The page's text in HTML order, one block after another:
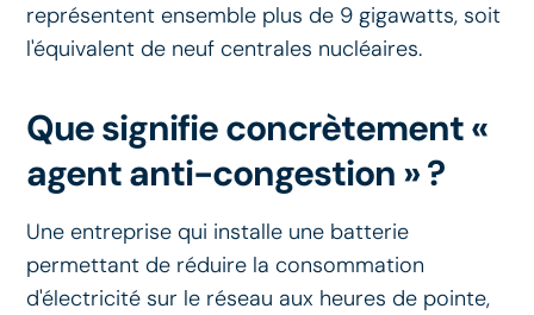
représentent ensemble plus de 9 gigawatts, soit
l'équivalent de neuf centrales nucléaires.
Que signifie concrètement «
agent anti-congestion » ?
Une entreprise qui installe une batterie
permettant de réduire la consommation
d'électricité sur le réseau aux heures de pointe,